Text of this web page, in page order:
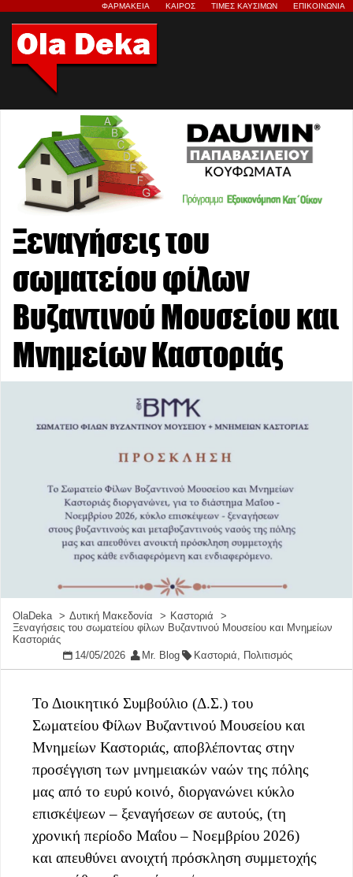
ΦΑΡΜΑΚΕΙΑ ΚΑΙΡΟΣ ΤΙΜΕΣ ΚΑΥΣΙΜΩΝ ΕΠΙΚΟΙΝΩΝΙΑ
Ξεναγήσεις του
σωματείου φίλων
Βυζαντινού Μουσείου και
Μνημείων Καστοριάς
OlaDeka Δυτική Μακεδονία
Καστοριά
Ξεναγήσεις του σωματείου φίλων Βυζαντινού Μουσείου και Μνημείων
Καστοριάς
14/05/2026
Mr. Blog Καστοριά, Πολιτισμός
Το Διοικητικό Συμβούλιο (Δ.Σ.) του
Σωματείου Φίλων Βυζαντινού Μουσείου και
Μνημείων Καστοριάς, αποβλέποντας στην
προσέγγιση των μνημειακών ναών της πόλης
μας από το ευρύ κοινό, διοργανώνει κύκλο
επισκέψεων – ξεναγήσεων σε αυτούς, (τη
χρονική περίοδο Μαΐου – Νοεμβρίου 2026)
και απευθύνει ανοιχτή πρόσκληση συμμετοχής